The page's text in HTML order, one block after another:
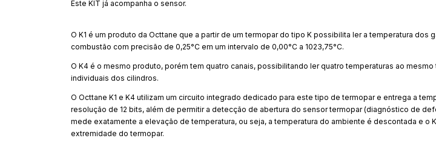
Este KIT já acompanha o sensor.
O K1 é um produto da Octtane que a partir de um termopar do tipo K possibilita ler a temperatura dos
combustão com precisão de 0,25°C em um intervalo de 0,00°C a 1023,75°C.
O K4 é o mesmo produto, porém tem quatro canais, possibilitando ler quatro temperaturas ao
individuais dos cilindros.
O Octtane K1 e K4 utilizam um circuito integrado dedicado para este tipo de termopar e entrega a
resolução de 12 bits, além de permitir a detecção de abertura do sensor termopar (diagnóstico de
mede exatamente a elevação de temperatura, ou seja, a temperatura do ambiente é descontada e o
extremidade do termopar.